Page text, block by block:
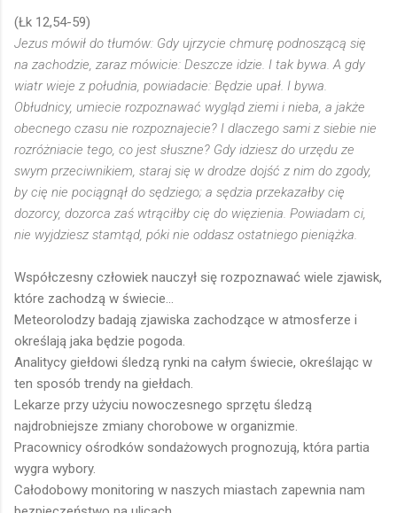
(Łk 12,54-59)
Jezus mówił do tłumów: Gdy ujrzycie chmurę podnoszącą się
na zachodzie, zaraz mówicie: Deszcze idzie. I tak bywa. A gdy
wiatr wieje z południa, powiadacie: Będzie upał. I bywa.
Obłudnicy, umiecie rozpoznawać wygląd ziemi i nieba, a jakże
obecnego czasu nie rozpoznajecie? I dlaczego sami z siebie nie
rozróżniacie tego, co jest słuszne? Gdy idziesz do urzędu ze
swym przeciwnikiem, staraj się w drodze dojść z nim do zgody,
by cię nie pociągnął do sędziego; a sędzia przekazałby cię
dozorcy, dozorca zaś wtrąciłby cię do więzienia. Powiadam ci,
nie wyjdziesz stamtąd, póki nie oddasz ostatniego pieniążka.
Współczesny człowiek nauczył się rozpoznawać wiele zjawisk,
które zachodzą w świecie...
Meteorolodzy badają zjawiska zachodzące w atmosferze i
określają jaka będzie pogoda.
Analitycy giełdowi śledzą rynki na całym świecie, określając w
ten sposób trendy na giełdach.
Lekarze przy użyciu nowoczesnego sprzętu śledzą
najdrobniejsze zmiany chorobowe w organizmie.
Pracownicy ośrodków sondażowych prognozują, która partia
wygra wybory.
Całodobowy monitoring w naszych miastach zapewnia nam